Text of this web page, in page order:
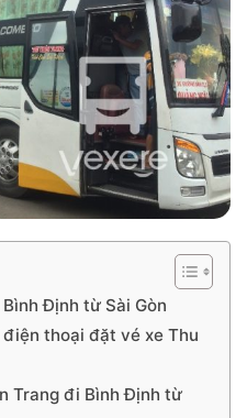
Định từ Sài Gòn
thoại đặt vé xe Thu
Trang đi Bình Định từ